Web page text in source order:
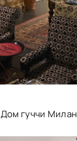
Дом гуччи Милан